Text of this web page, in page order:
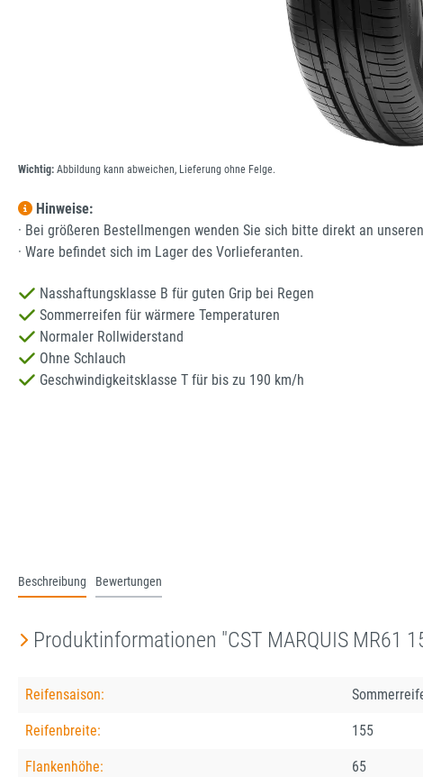
Wichtig: Abbildung kann abweichen, Lieferung ohne Felge.
Hinweise:
· Bei größeren Bestellmengen wenden Sie sich bitte direkt an
· Ware befindet sich im Lager des Vorlieferanten.
Nasshaftungsklasse B für guten Grip bei Regen
Sommerreifen für wärmere Temperaturen
Normaler Rollwiderstand
Ohne Schlauch
Geschwindigkeitsklasse T für bis zu 190 km/h
Beschreibung Bewertungen
Produktinformationen "CST MARQUIS MR61
Reifensaison:
Reifenbreite: 155
Flankenhöhe: 65